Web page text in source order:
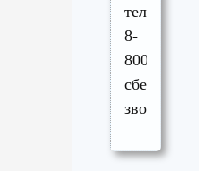
телефон
8-
800-...
сберовский
звонить